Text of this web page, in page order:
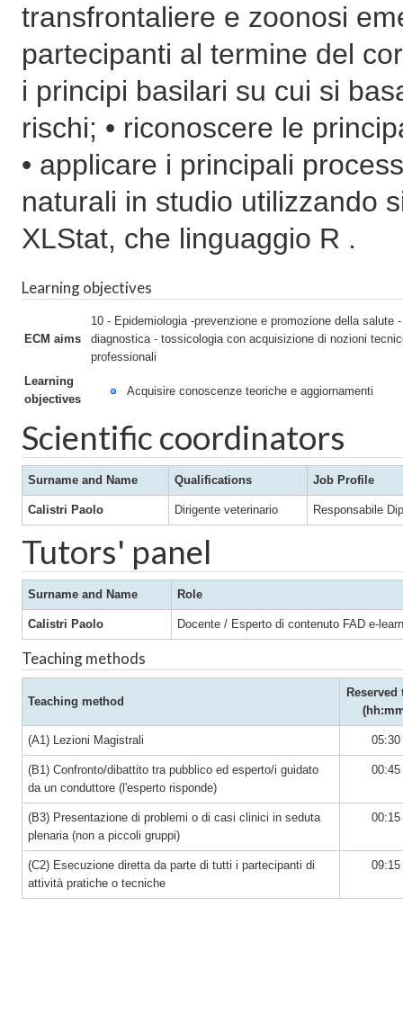
transfrontaliere e zoonosi
partecipanti al termine del
i principi basilari su cui si
rischi; • riconoscere le
• applicare i principali
naturali in studio utilizzando
XLStat, che linguaggio R .
Learning objectives
ECM aims
10 - Epidemiologia -prevenzione e promozione della salute -
diagnostica - tossicologia con acquisizione di nozioni
professionali
Learning
objectives
Acquisire conoscenze teoriche e aggiornamenti
Scientific coordinators
Surname and Name Qualifications Job Profile
Calistri Paolo Dirigente veterinario Responsabile
Tutors' panel
Surname and Name Role
Calistri Paolo Docente / Esperto di contenuto FAD e-
Teaching methods
Teaching method
Reserved
(A1) Lezioni Magistrali 05:30
(B1) Confronto/dibattito tra pubblico ed esperto/i guidato
da un conduttore (l'esperto risponde)
00:45
(B3) Presentazione di problemi o di casi clinici in seduta
plenaria (non a piccoli gruppi)
00:15
(C2) Esecuzione diretta da parte di tutti i partecipanti di
attività pratiche o tecniche
09:15